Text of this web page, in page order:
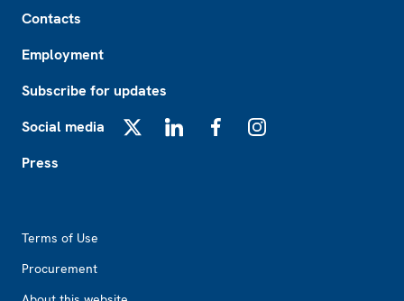
Contacts
Employment
Subscribe for updates
Social media
Press
Terms of Use
Procurement